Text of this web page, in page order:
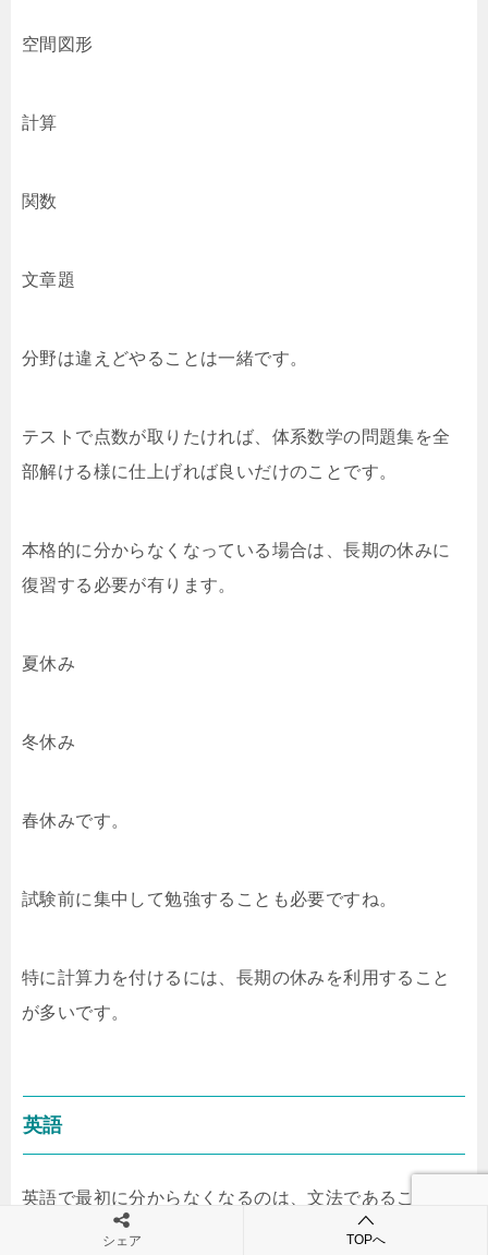
空間図形
計算
関数
文章題
分野は違えどやることは一緒です。
テストで点数が取りたければ、体系数学の問題集を全
部解ける様に仕上げれば良いだけのことです。
本格的に分からなくなっている場合は、長期の休みに
復習する必要が有ります。
夏休み
冬休み
春休みです。
試験前に集中して勉強することも必要ですね。
特に計算力を付けるには、長期の休みを利用すること
が多いです。
英語
英語で最初に分からなくなるのは、文法であることが
多いです。シェア TOPへ